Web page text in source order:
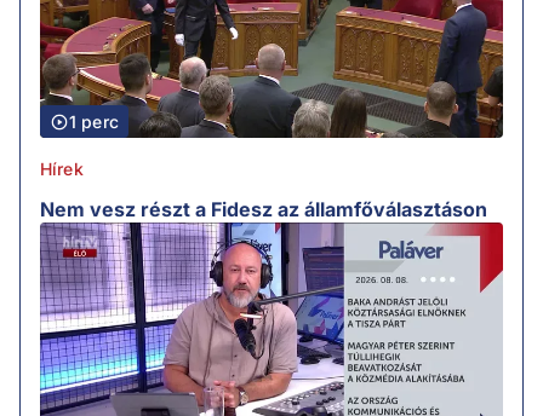
1 perc
Hírek
Nem vesz részt a Fidesz az államfőválasztáson